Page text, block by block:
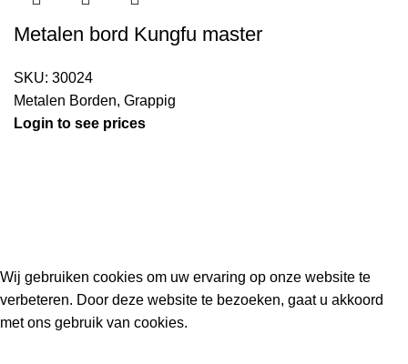
Metalen bord Kungfu master
SKU: 30024
Metalen Borden, Grappig
Login to see prices
Wij gebruiken cookies om uw ervaring op onze website te
verbeteren. Door deze website te bezoeken, gaat u akkoord
met ons gebruik van cookies.